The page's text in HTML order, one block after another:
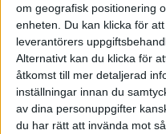
om geografisk positionering
enheten. Du kan klicka för
leverantörers
Alternativt kan du klicka för
åtkomst till mer detaljerad
inställningar innan du
av dina personuppgifter
du har rätt att invända mot
Förbundet
Kontakt
Kansliet
Senast uppdaterad:25-